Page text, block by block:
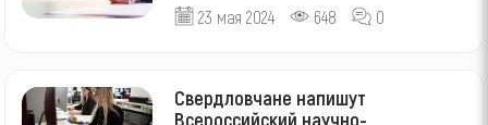
23 мая 2024 648 0
Свердловчане напишут
Всероссийский научно-